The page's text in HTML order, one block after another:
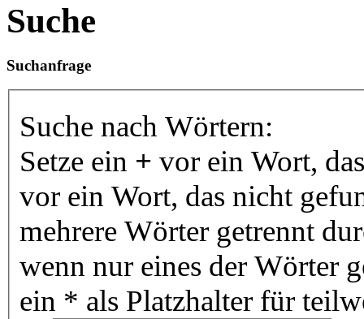
Suche
Suchanfrage
Suche nach Wörtern:
Setze ein + vor ein Wort,
vor ein Wort, das nicht
mehrere Wörter getrennt
wenn nur eines der Wörter
ein * als Platzhalter für